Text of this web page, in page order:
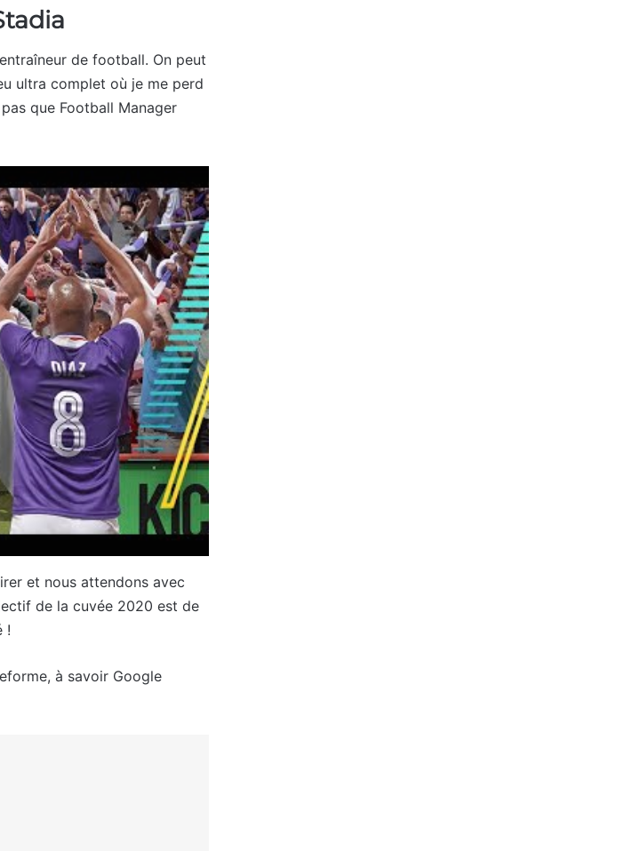
de football. On peut
ultra complet où je me perd
que Football Manager
et nous attendons avec
de la cuvée 2020 est de
!
à savoir Google